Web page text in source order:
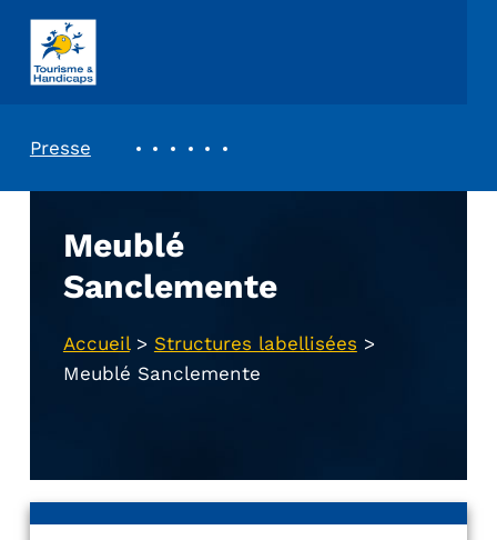
ASSOCIATION TOURISME ET HANDICAPS
Presse
Meublé
Sanclemente
Accueil> Structures labellisées >
Meublé Sanclemente